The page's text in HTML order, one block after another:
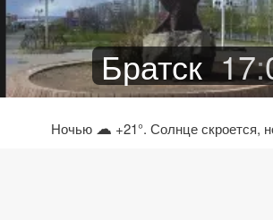
Братск 17:
Ночью ☁ +21°. Солнце скроется,